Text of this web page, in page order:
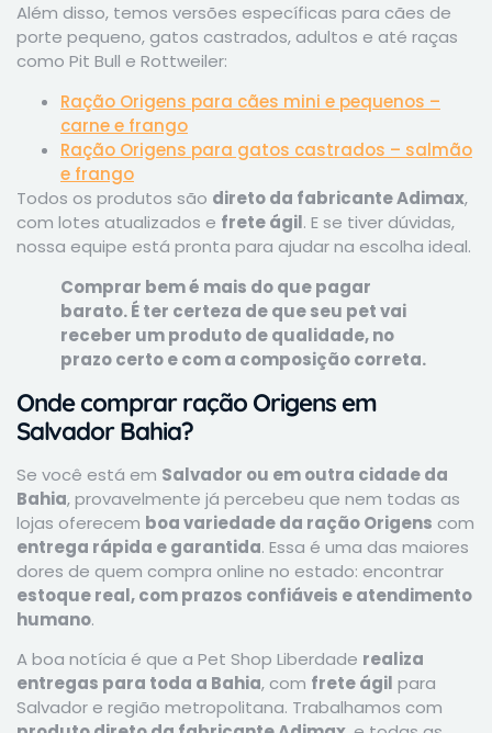
Além disso, temos versões específicas para cães de
porte pequeno, gatos castrados, adultos e até raças
como Pit Bull e Rottweiler:
Ração Origens para cães mini e pequenos –
carne e frango
Ração Origens para gatos castrados – salmão
e frango
Todos os produtos são direto da fabricante Adimax,
com lotes atualizados e frete ágil. E se tiver dúvidas,
nossa equipe está pronta para ajudar na escolha ideal.
Comprar bem é mais do que pagar
barato. É ter certeza de que seu pet vai
receber um produto de qualidade, no
prazo certo e com a composição correta.
Onde comprar ração Origens em
Salvador Bahia?
Se você está em Salvador ou em outra cidade da
Bahia, provavelmente já percebeu que nem todas as
lojas oferecem boa variedade da ração Origens com
entrega rápida e garantida. Essa é uma das maiores
dores de quem compra online no estado: encontrar
estoque real, com prazos confiáveis e atendimento
humano.
A boa notícia é que a Pet Shop Liberdade realiza
entregas para toda a Bahia, com frete ágil para
Salvador e região metropolitana. Trabalhamos com